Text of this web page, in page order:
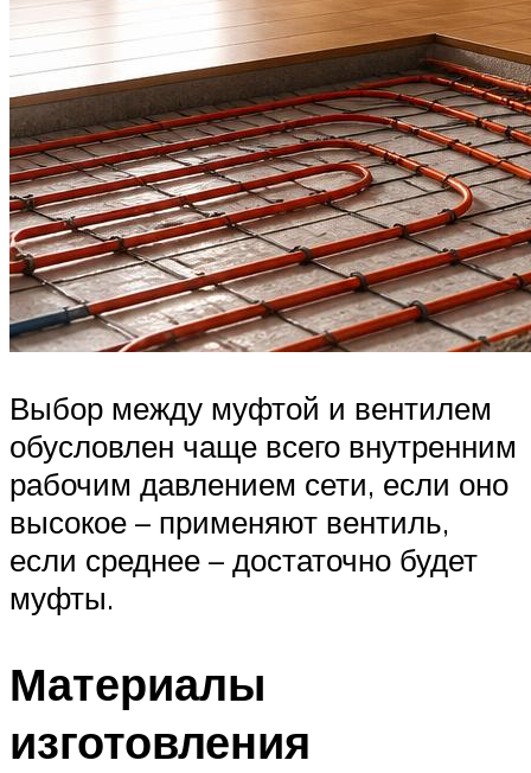
Выбор между муфтой и вентилем
обусловлен чаще всего внутренним
рабочим давлением сети, если оно
высокое – применяют вентиль,
если среднее – достаточно будет
муфты.
Материалы
изготовления